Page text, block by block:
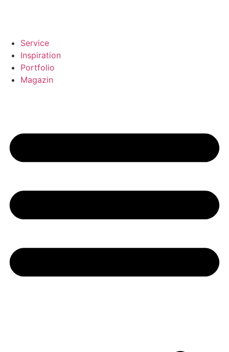
Service
Inspiration
Portfolio
Magazin